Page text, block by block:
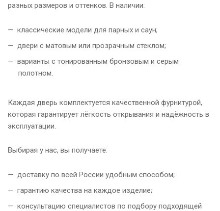
разных размеров и оттенков. В наличии:
классические модели для парных и саун;
двери с матовым или прозрачным стеклом;
варианты с тонированным бронзовым и серым
полотном.
Каждая дверь комплектуется качественной фурнитурой,
которая гарантирует лёгкость открывания и надёжность в
эксплуатации.
Выбирая у нас, вы получаете:
доставку по всей России удобным способом;
гарантию качества на каждое изделие;
консультацию специалистов по подбору подходящей